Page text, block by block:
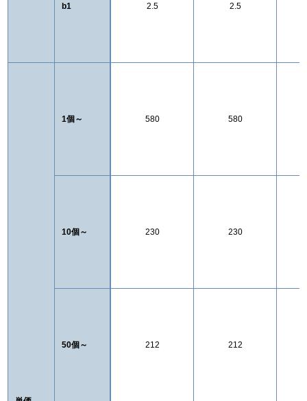
b1
1個～
10個～
50個～
2.5 2.5
580 580
230 230
212 212